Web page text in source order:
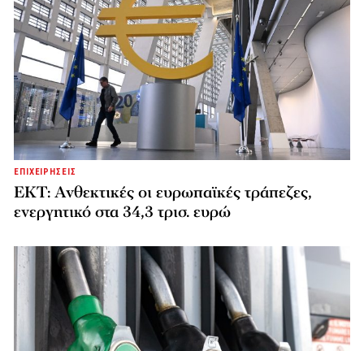
ΕΠΙΧΕΙΡΗΣΕΙΣ
ΕΚΤ: Ανθεκτικές οι ευρωπαϊκές τράπεζες,
ενεργητικό στα 34,3 τρισ. ευρώ